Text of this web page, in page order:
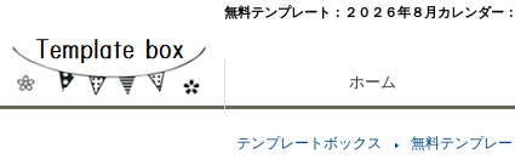
無料テンプレート：２０２６年８月カレンダー
ホーム
テンプレートボックス 無料テンプレ